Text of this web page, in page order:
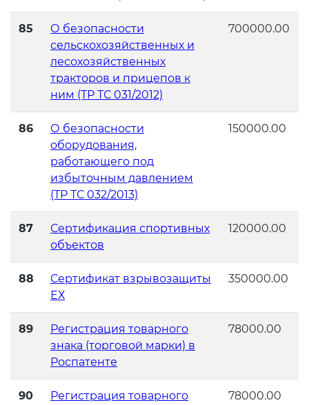
85
О безопасности
сельскохозяйственных и
лесохозяйственных
тракторов и прицепов к
ним (ТР ТС 031/2012)
700000.00
86
О безопасности
оборудования,
работающего под
избыточным давлением
(ТР ТС 032/2013)
150000.00
87
Сертификация спортивных
объектов
120000.00
88
Сертификат взрывозащиты
ЕХ
350000.00
89
Регистрация товарного
знака (торговой марки) в
Роспатенте
78000.00
90
Регистрация товарного
78000.00